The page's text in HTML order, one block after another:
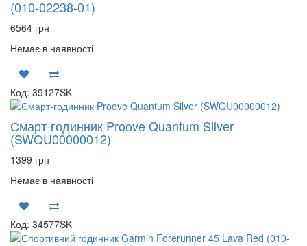
(010-02238-01)
6564 грн
Немає в наявності
Код: 39127SK
Смарт-годинник Proove Quantum Silver
(SWQU00000012)
1399 грн
Немає в наявності
Код: 34577SK